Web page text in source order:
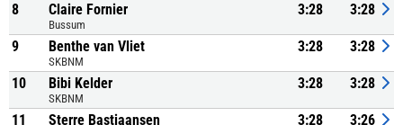
8 Claire Fornier
Bussum
3:28 3:28
9 Benthe van Vliet
SKBNM
3:28 3:28
10 Bibi Kelder
SKBNM
3:28 3:28
11 Sterre Bastiaansen 3:28 3:26